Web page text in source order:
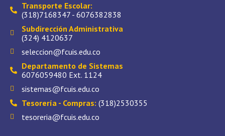
Transporte Escolar:
(318)7168347 - 6076382838
Subdirección Administrativa
(324) 4120637
seleccion@fcuis.edu.co
Departamento de Sistemas
6076059480 Ext. 1124
sistemas@fcuis.edu.co
Tesorería - Compras: (318)2530355
tesoreria@fcuis.edu.co